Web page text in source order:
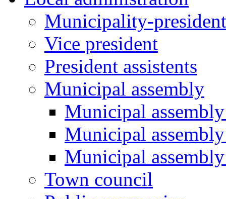
Municipality-president
Vice president
President assistents
Municipal assembly
Municipal
Municipal
Municipal
Town council